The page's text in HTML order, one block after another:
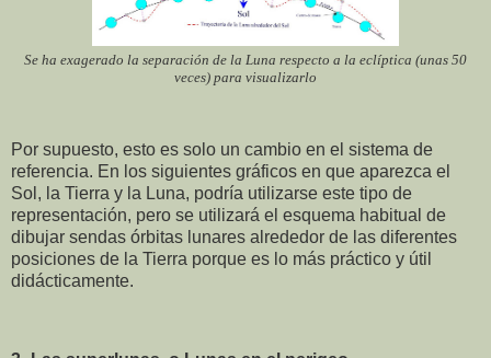
Se ha exagerado la separación de la Luna respecto a la eclíptica (unas 50
veces) para visualizarlo
Por supuesto, esto es solo un cambio en el sistema de
referencia. En los siguientes gráficos en que aparezca el
Sol, la Tierra y la Luna, podría utilizarse este tipo de
representación, pero se utilizará el esquema habitual de
dibujar sendas órbitas lunares alrededor de las diferentes
posiciones de la Tierra porque es lo más práctico y útil
didácticamente.